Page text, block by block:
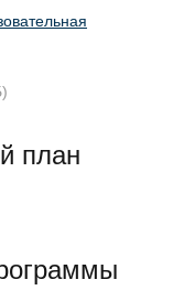
план